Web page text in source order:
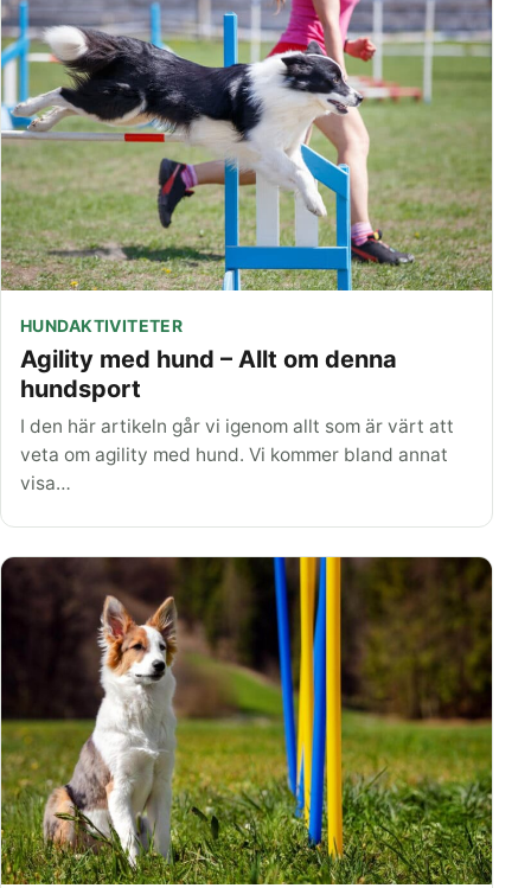
HUNDAKTIVITETER
Agility med hund – Allt om denna
hundsport
I den här artikeln går vi igenom allt som är värt att
veta om agility med hund. Vi kommer bland annat
visa…